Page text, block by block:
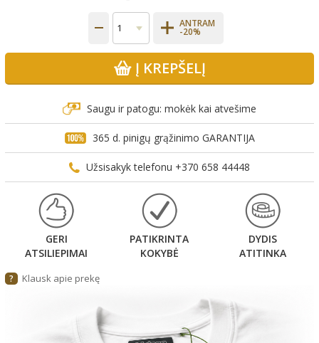
ANTRAM
-20%
Į KREPŠELĮ
Saugu ir patogu: mokėk kai atvešime
365 d. pinigų grąžinimo GARANTIJA
Užsisakyk telefonu +370 658 44448
GERI
ATSILIEPIMAI
PATIKRINTA
KOKYBĖ
DYDIS
ATITINKA
? Klausk apie prekę